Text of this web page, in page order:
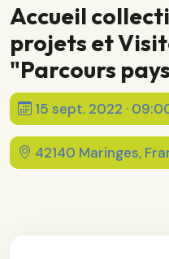
Accueil
projets et
"Parcours
15 sept. 2022 ·
42140 Maringes,